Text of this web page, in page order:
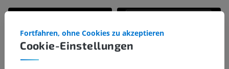
Cookie-Einstellungen
Fortfahren, ohne Cookies zu akzeptieren